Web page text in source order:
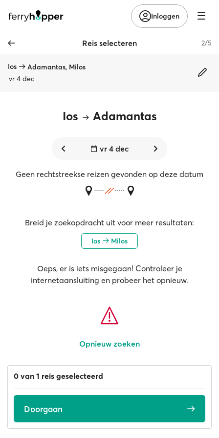
Inloggen
Reis selecteren 2/5
Ios
Adamantas, Milos
vr 4 dec
Ios Adamantas
vr 4 dec
Geen rechtstreekse reizen gevonden op deze datum
Breid je zoekopdracht uit voor meer resultaten:
Ios Milos
Oeps, er is iets misgegaan! Controleer je
internetaansluiting en probeer het opnieuw.
Opnieuw zoeken
0 van 1 reis geselecteerd
Doorgaan